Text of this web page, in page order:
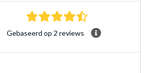
4.5 sterren
Gebaseerd op 2 reviews